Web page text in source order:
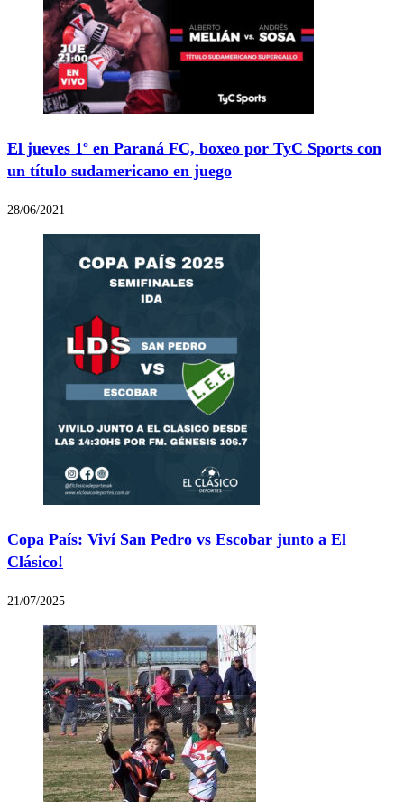
El jueves 1º en Paraná FC, boxeo por TyC Sports con
un título sudamericano en juego
28/06/2021
Copa País: Viví San Pedro vs Escobar junto a El
Clásico!
21/07/2025